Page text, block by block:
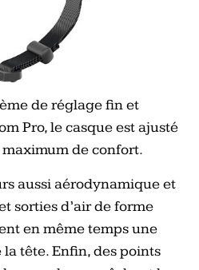
de réglage fin et
Pro, le casque est ajusté
de confort.
aussi aérodynamique et
sorties d’air de forme
en même temps une
tête. Enfin, des points